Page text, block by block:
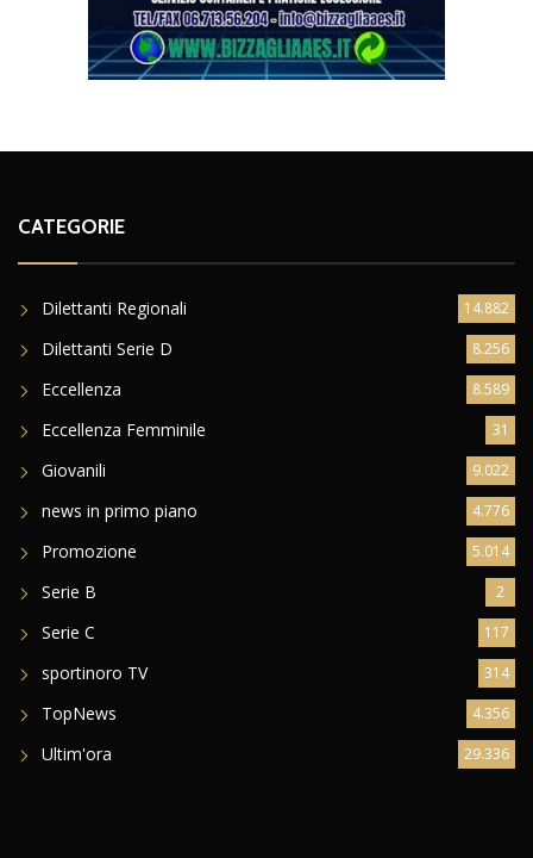
CATEGORIE
Dilettanti Regionali 14.882
Dilettanti Serie D 8.256
Eccellenza 8.589
Eccellenza Femminile 31
Giovanili 9.022
news in primo piano 4.776
Promozione 5.014
Serie B 2
Serie C 117
sportinoro TV 314
TopNews 4.356
Ultim'ora 29.336